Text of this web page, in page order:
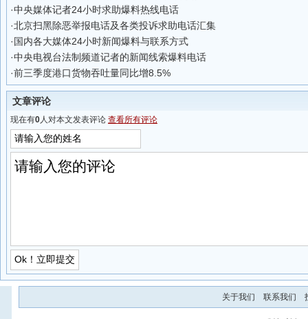
·中央媒体记者24小时求助爆料热线电话
·北京扫黑除恶举报电话及各类投诉求助电话汇集
· 国内各大媒体24小时新闻爆料与联系方式
·中央电视台法制频道记者的新闻线索爆料电话
·前三季度港口货物吞吐量同比增8.5%
文章评论
现在有0人对本文发表评论 查看所有评论
关于我们 联系我们